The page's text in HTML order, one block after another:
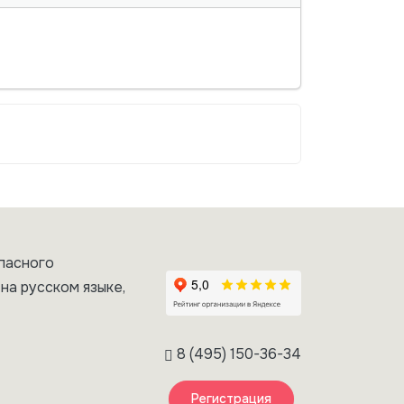
русском языке,
8 (495) 150-36-34
Регистрация